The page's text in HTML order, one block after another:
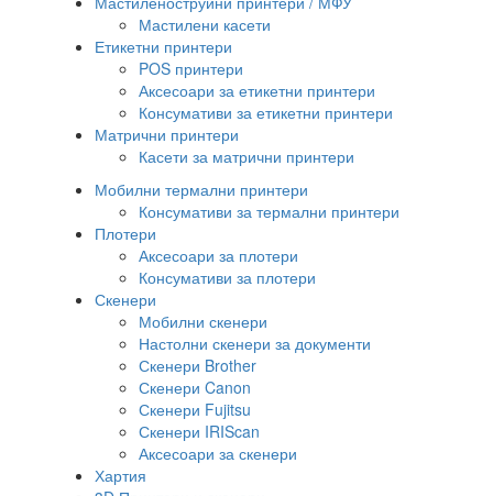
Мастилени касети
Етикетни принтери
POS принтери
Аксесоари за етикетни принтери
Консумативи за етикетни принтери
Матрични принтери
Касети за матрични принтери
Мобилни термални принтери
Консумативи за термални принтери
Плотери
Аксесоари за плотери
Консумативи за плотери
Скенери
Мобилни скенери
Настолни скенери за документи
Скенери Brother
Скенери Canon
Скенери Fujitsu
Скенери IRIScan
Аксесоари за скенери
Хартия